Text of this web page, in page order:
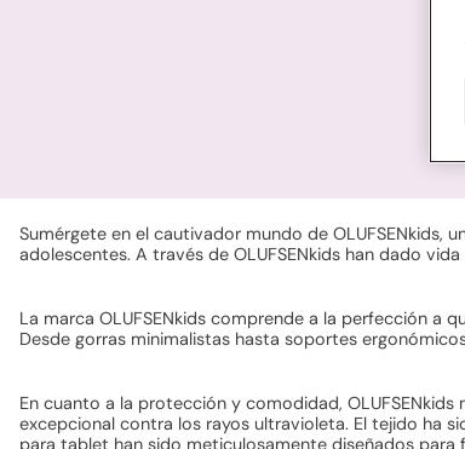
Sumérgete en el cautivador mundo de
adolescentes. A través de OLUFSENkids han dado
La marca OLUFSENkids comprende a la perfección a
Desde gorras minimalistas hasta soportes
En cuanto a la protección y comodidad,
excepcional contra los rayos ultravioleta. El tejido ha
para tablet han sido meticulosamente diseñados